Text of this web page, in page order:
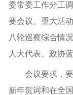
委常委工作分工
要会议、重大活
八轮巡察综合情
人大代表、政协
会议要求，
新年贺词和在全